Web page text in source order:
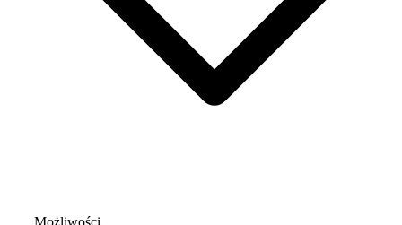
Możliwości